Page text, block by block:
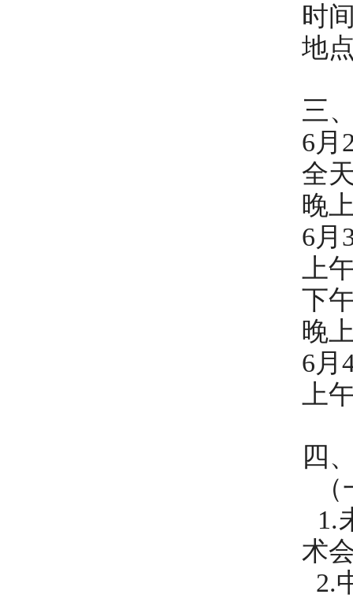
时
地
三
6月
全
晚
6月
上
下
晚
6月
上
四
（
1.
术
2.